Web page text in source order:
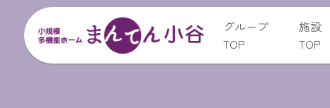
グループ
TOP
施設
TOP